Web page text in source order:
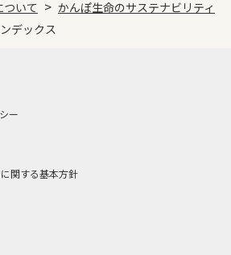
いて > かんぽ生命のサステナビリティ
デックス
ー
関する基本方針